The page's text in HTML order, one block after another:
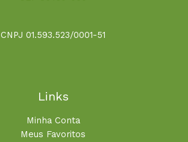
CNPJ 01.593.523/0001-51
Links
Minha Conta
Meus Favoritos